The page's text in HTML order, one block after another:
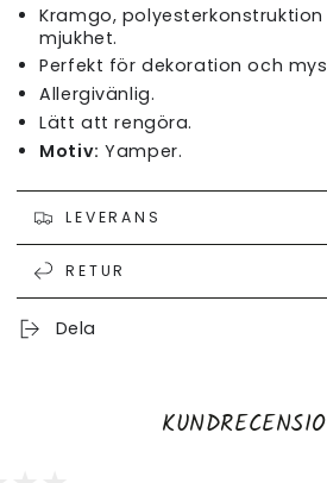
Kramgo,
mjukhet.
Perfekt för dekoration och
Allergivänlig.
Lätt att rengöra.
Motiv: Yamper.
LEVERANS
RETUR
Dela